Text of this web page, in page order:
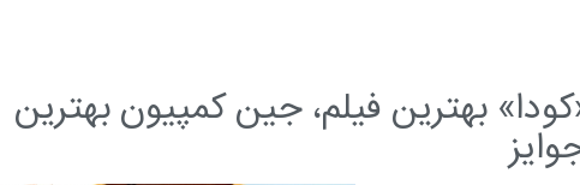
+ عکس | «کودا» بهترین فیلم، جین کمپیون بهترین